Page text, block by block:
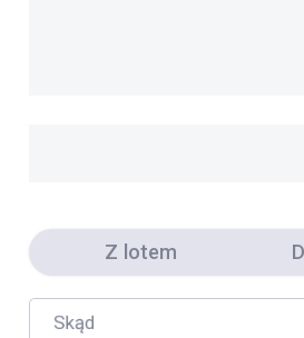
Z lotem
Skąd